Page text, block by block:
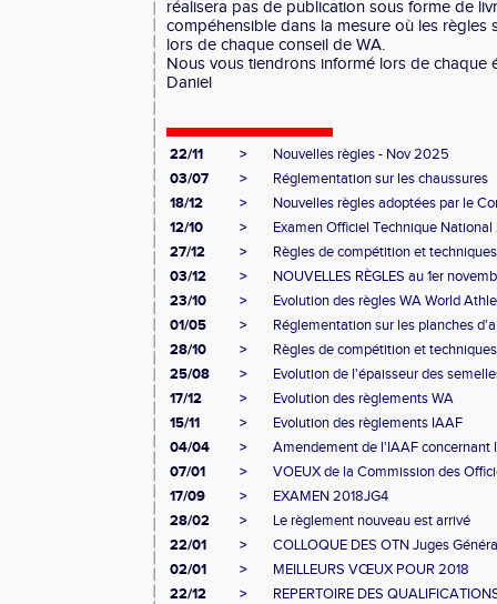
réalisera pas de publication sous forme de
compéhensible dans la mesure où les règles
lors de chaque conseil de WA.
Nous vous tiendrons informé lors de chaque
Daniel
22/11 >
Nouvelles règles - Nov 2025
03/07
>
Réglementation sur les chaussures
18/12
>
Nouvelles règles adoptées par le
12/10
>
Examen Officiel Technique
27/12
>
Règles de compétition et
03/12
>
NOUVELLES RÈGLES au 1er
23/10
>
Evolution des règles WA World
01/05
>
Réglementation sur les planches
28/10
>
Règles de compétition et
25/08
>
Evolution de l'épaisseur des
17/12
>
Evolution des règlements WA
15/11
>
Evolution des règlements IAAF
04/04
>
Amendement de l'IAAF concernant
07/01
>
VOEUX de la Commission des
17/09
>
EXAMEN 2018JG4
28/02
>
Le règlement nouveau est arrivé
22/01
>
COLLOQUE DES OTN Juges
02/01
>
MEILLEURS VŒUX POUR 2018
22/12
>
REPERTOIRE DES